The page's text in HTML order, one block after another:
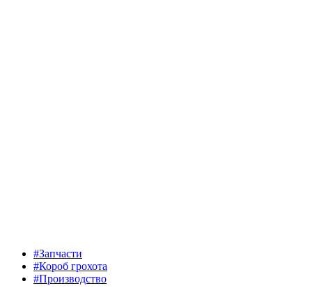
#Запчасти
#Короб грохота
#Производство